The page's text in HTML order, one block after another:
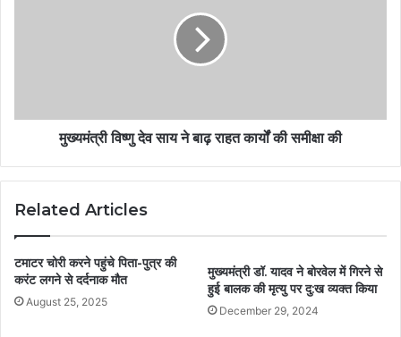
मुख्यमंत्री विष्णु देव साय ने बाढ़ राहत कार्यों की समीक्षा की
Related Articles
टमाटर चोरी करने पहुंचे पिता-पुत्र की
करंट लगने से दर्दनाक मौत
August 25, 2025
मुख्यमंत्री डॉ. यादव ने बोरवेल में गिरने से
हुई बालक की मृत्यु पर दु:ख व्यक्त किया
December 29, 2024